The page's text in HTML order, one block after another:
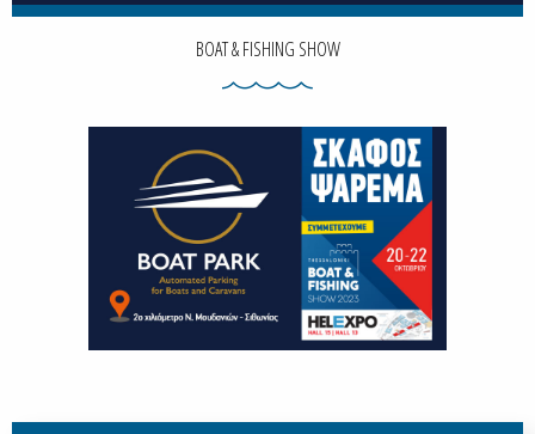
BOAT & FISHING SHOW